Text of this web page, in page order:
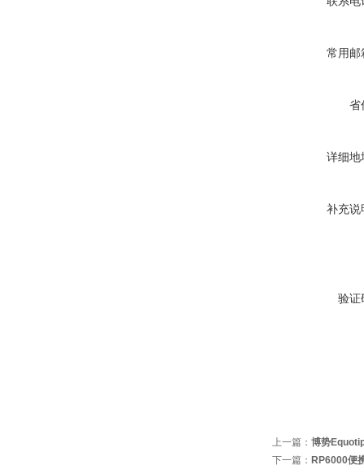
常用邮
省
详细地
补充说
验证
上一篇： 博势
下一篇： RP6000便